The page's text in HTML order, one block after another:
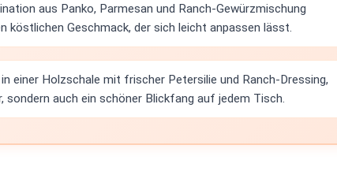
aus Panko, Parmesan und Ranch-Gewürzmischung
köstlichen Geschmack, der sich leicht anpassen lässt.
einer Holzschale mit frischer Petersilie und Ranch-Dressing,
sondern auch ein schöner Blickfang auf jedem Tisch.